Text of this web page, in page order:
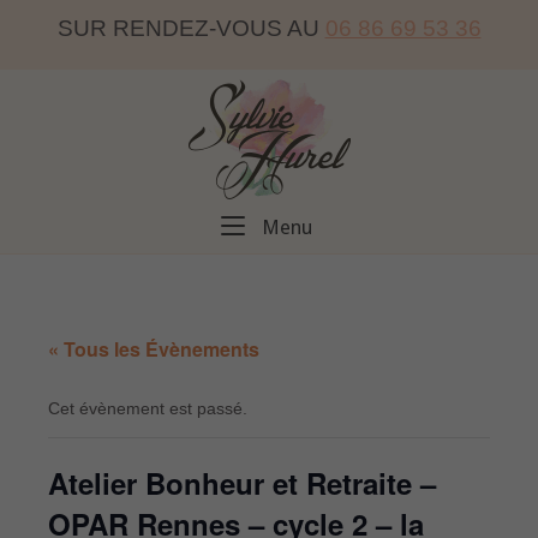
SUR RENDEZ-VOUS AU 06 86 69 53 36
Home
Menu
« Tous les Évènements
Cet évènement est passé.
Atelier Bonheur et Retraite –
OPAR Rennes – cycle 2 – la